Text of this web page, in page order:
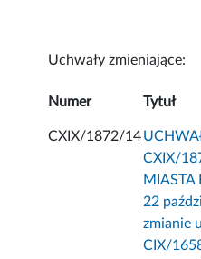
Uchwały zmieniające:
Numer Tytuł
CXIX/1872/14
CXIX/
MIASTA
22
zmianie
CIX/